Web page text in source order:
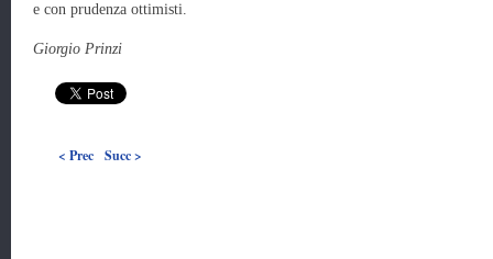
e con prudenza ottimisti.
Giorgio Prinzi
< Prec Succ >